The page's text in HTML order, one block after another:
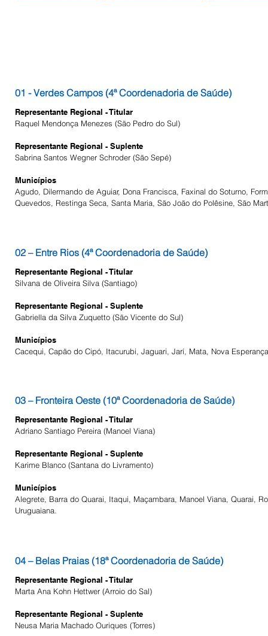
01 - Verdes Campos (4ª Coordenadoria de Saúde)
Representante Regional - Titular
Raquel Mendonça Menezes (São Pedro do Sul)
Representante Regional - Suplente
Sabrina Santos Wegner Schroder (São Sepé)
Municípios
Agudo, Dilermando de Aguiar, Dona Francisca, Faxinal do Soturno,
Quevedos, Restinga Seca, Santa Maria, São João do Polêsine, São
02 – Entre Rios (4ª Coordenadoria de Saúde)
Representante Regional - Titular
Silvana de Oliveira Silva (Santiago)
Representante Regional - Suplente
Gabriella da Silva Zuquetto (São Vicente do Sul)
Municípios
Cacequi, Capão do Cipó, Itacurubi, Jaguari, Jarí, Mata, Nova
03 – Fronteira Oeste (10ª Coordenadoria de Saúde)
Representante Regional - Titular
Adriano Santiago Pereira (Manoel Viana)
Representante Regional - Suplente
Karime Blanco (Santana do Livramento)
Municípios
Alegrete, Barra do Quarai, Itaqui, Maçambara, Manoel Viana, Quarai,
Uruguaiana.
04 – Belas Praias (18ª Coordenadoria de Saúde)
Representante Regional - Titular
Marta Ana Kohn Hettwer (Arroio do Sal)
Representante Regional - Suplente
Neusa Maria Machado Ouriques (Torres)